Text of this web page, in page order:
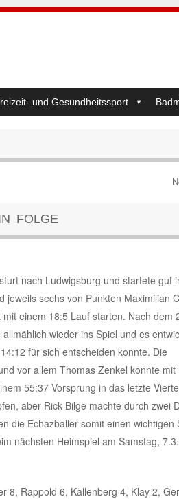
und Gesundheitssport
FOLGE
nach Ludwigsburg und startete gut
sechs von Punkten Maximilian
einem 18:5 Lauf starten. Nach dem
wieder ins Spiel und es
für sich entscheiden konnte. Die
vor allem Thomas Zenkel konnte mit
55:37 Vorsprung in das letzte
aber Rick Bilge machte durch zwei
die Echazballer somit einen wichtigen
nächsten Heimspiel am Samstag,
8, Rappold 6, Kallenberg 4, Klay 2,